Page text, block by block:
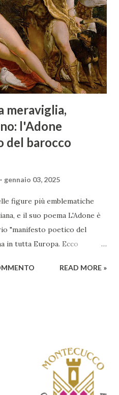
meraviglia,
l'Adone
del barocco
gennaio 03, 2025
figure più emblematiche
e il suo poema L'Adone è
"manifesto poetico del
in tutta Europa. Ecco
per il periodo. Marino fu
del Barocco: l'arte come
tecnica e la ricerca del
un'epoca di grandi
e la sua opera riflette questa
READ MORE »